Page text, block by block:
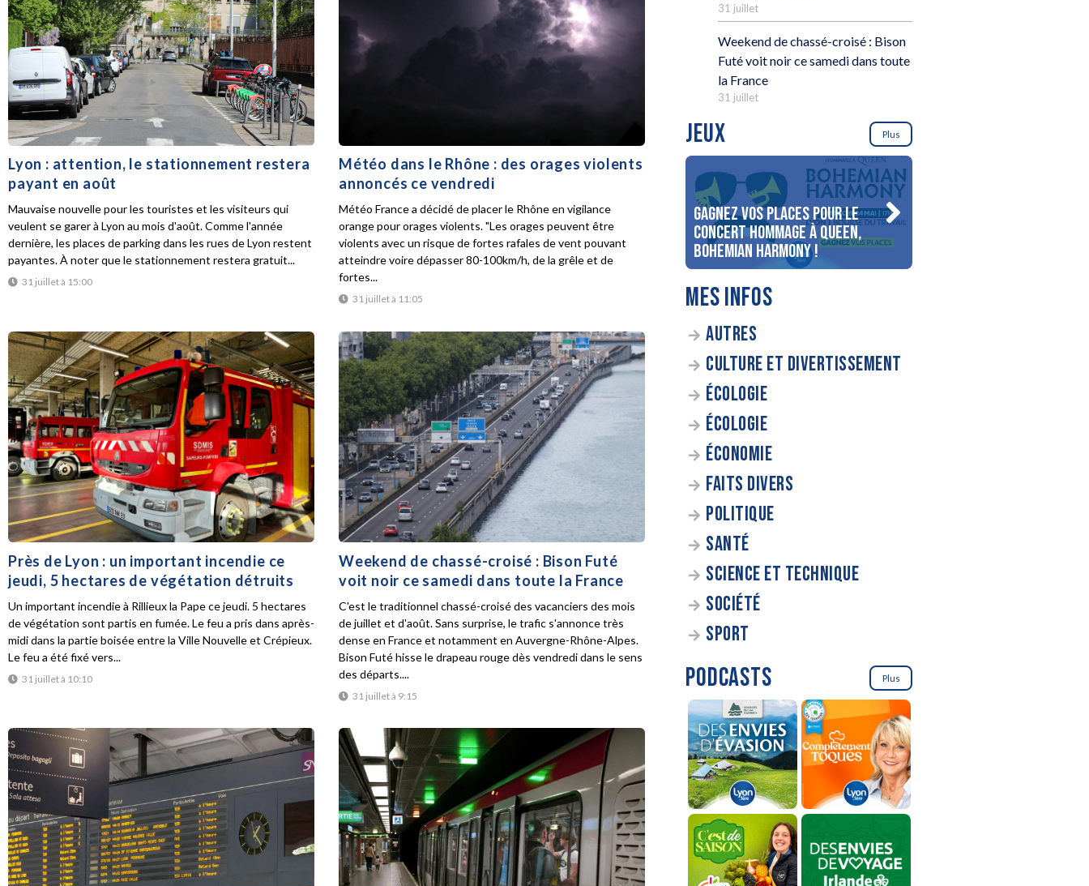
Lyon : attention, le stationnement restera
payant en août
31 juillet à 15:00
Mauvaise nouvelle pour les touristes et les visiteurs qui
veulent se garer à Lyon au mois d'août. Comme l'année
dernière, les places de parking dans les rues de Lyon restent
payantes. À noter que le stationnement restera gratuit...
Météo dans le Rhône : des orages violents
annoncés ce vendredi
31 juillet à 11:05
Météo France a décidé de placer le Rhône en vigilance
orange pour orages violents. "Les orages peuvent être
violents avec un risque de fortes rafales de vent pouvant
atteindre voire dépasser 80-100km/h, de la grêle et de
fortes...
Près de Lyon : un important incendie ce
jeudi, 5 hectares de végétation détruits
31 juillet à 10:10
Un important incendie à Rillieux la Pape ce jeudi. 5 hectares
de végétation sont partis en fumée. Le feu a pris dans après-
midi dans la partie boisée entre la Ville Nouvelle et Crépieux.
Le feu a été fixé vers...
Weekend de chassé-croisé : Bison Futé
voit noir ce samedi dans toute la France
31 juillet à 9:15
C'est le traditionnel chassé-croisé des vacanciers des mois
de juillet et d'août. Sans surprise, le trafic s'annonce très
dense en France et notamment en Auvergne-Rhône-Alpes.
Bison Futé hisse le drapeau rouge dès vendredi dans le sens
des départs....
31 juillet
Weekend de chassé-croisé : Bison
Futé voit noir ce samedi dans toute
la France
31 juillet
JEUX Plus
Gagnez vos places pour le
concert Hommage à Queen,
Bohemian Harmony !
MES INFOS
AUTRES
CULTURE ET DIVERTISSEMENT
ÉCOLOGIE
ÉCOLOGIE
ÉCONOMIE
FAITS DIVERS
POLITIQUE
SANTÉ
SCIENCE ET TECHNIQUE
SOCIÉTÉ
SPORT
PODCASTS Plus